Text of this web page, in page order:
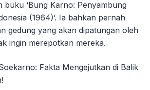
buku ‘Bung Karno: Penyambung
(1964)’. Ia bahkan pernah
gedung yang akan dipatungan oleh
ingin merepotkan mereka.